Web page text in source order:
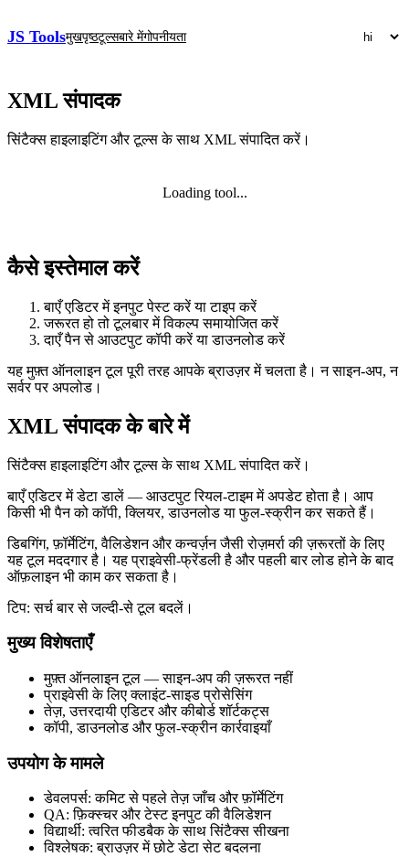
JS Toolsमुखपृष्ठटूल्सबारे मेंगोपनीयता
XML संपादक
सिंटैक्स हाइलाइटिंग और टूल्स के साथ XML संपादित करें।
Loading tool...
कैसे इस्तेमाल करें
बाएँ एडिटर में इनपुट पेस्ट करें या टाइप करें
जरूरत हो तो टूलबार में विकल्प समायोजित करें
दाएँ पैन से आउटपुट कॉपी करें या डाउनलोड करें
यह मुफ़्त ऑनलाइन टूल पूरी तरह आपके ब्राउज़र में चलता है। न साइन‑अप, न
सर्वर पर अपलोड।
XML संपादक के बारे में
सिंटैक्स हाइलाइटिंग और टूल्स के साथ XML संपादित करें।
बाएँ एडिटर में डेटा डालें — आउटपुट रियल‑टाइम में अपडेट होता है। आप
किसी भी पैन को कॉपी, क्लियर, डाउनलोड या फुल‑स्क्रीन कर सकते हैं।
डिबगिंग, फ़ॉर्मेटिंग, वैलिडेशन और कन्वर्ज़न जैसी रोज़मर्रा की ज़रूरतों के लिए
यह टूल मददगार है। यह प्राइवेसी‑फ्रेंडली है और पहली बार लोड होने के बाद
ऑफ़लाइन भी काम कर सकता है।
टिप: सर्च बार से जल्दी‑से टूल बदलें।
मुख्य विशेषताएँ
मुफ़्त ऑनलाइन टूल — साइन‑अप की ज़रूरत नहीं
प्राइवेसी के लिए क्लाइंट‑साइड प्रोसेसिंग
तेज़, उत्तरदायी एडिटर और कीबोर्ड शॉर्टकट्स
कॉपी, डाउनलोड और फुल‑स्क्रीन कार्रवाइयाँ
उपयोग के मामले
डेवलपर्स: कमिट से पहले तेज़ जाँच और फ़ॉर्मेटिंग
QA: फ़िक्स्चर और टेस्ट इनपुट की वैलिडेशन
विद्यार्थी: त्वरित फीडबैक के साथ सिंटैक्स सीखना
विश्लेषक: ब्राउज़र में छोटे डेटा सेट बदलना